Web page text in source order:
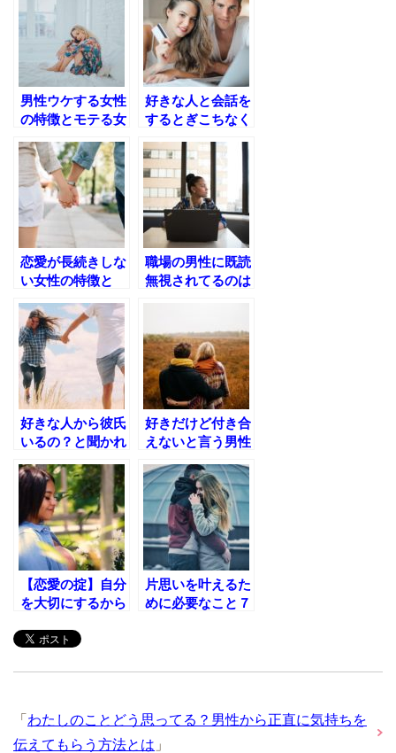
男性ウケする女性
の特徴とモテる女
クをこっそり教え
ます
好きな人と会話を
するとぎこちなく
と対処方法とは？
恋愛が長続きしな
い女性の特徴と
しない恋は卒業し
よう
職場の男性に既読
無視されてるのは
拠？
好きな人から彼氏
いるの？と聞かれ
せる答え方とは？
好きだけど付き合
えないと言う男性
知って交際する方
法
【恋愛の掟】自分
を大切にするから
っていく！
片思いを叶えるた
めに必要なこと７
「 わたしのことどう思ってる？男性から正直に気持ちを
伝えてもらう方法とは 」